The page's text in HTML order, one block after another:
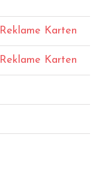
Karten
Karten